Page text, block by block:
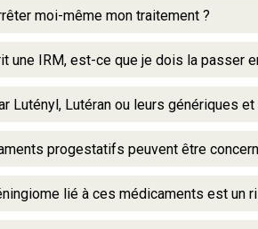
moi-même mon traitement ?
une IRM, est-ce que je dois la passer
Lutényl, Lutéran ou leurs génériques
progestatifs peuvent être
lié à ces médicaments est un